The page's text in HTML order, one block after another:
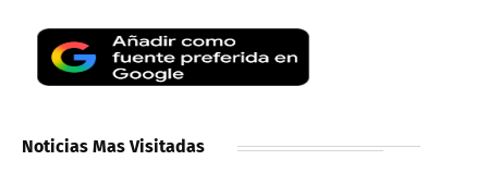
Noticias Mas Visitadas